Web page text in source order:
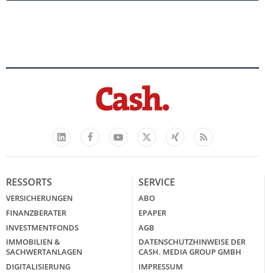
LinkedIn
FacebookYouTube
X
Xing Feed
RESSORTS
VERSICHERUNGEN
FINANZBERATER
INVESTMENTFONDS
IMMOBILIEN &
SACHWERTANLAGEN
DIGITALISIERUNG
SERVICE
ABO
EPAPER
AGB
DATENSCHUTZHINWEISE DER
CASH. MEDIA GROUP GMBH
IMPRESSUM